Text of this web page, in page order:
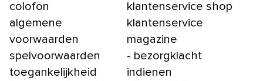
colofon
algemene
voorwaarden
spelvoorwaarden
toegankelijkheid
klantenservice shop
klantenservice
magazine
- bezorgklacht
indienen